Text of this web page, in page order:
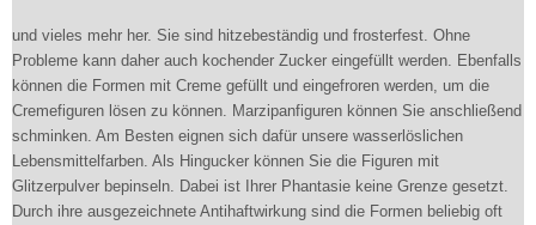
und vieles mehr her. Sie sind hitzebeständig und frosterfest. Ohne
Probleme kann daher auch kochender Zucker eingefüllt werden. Ebenfalls
können die Formen mit Creme gefüllt und eingefroren werden, um die
Cremefiguren lösen zu können. Marzipanfiguren können Sie anschließend
schminken. Am Besten eignen sich dafür unsere wasserlöslichen
Lebensmittelfarben. Als Hingucker können Sie die Figuren mit
Glitzerpulver bepinseln. Dabei ist Ihrer Phantasie keine Grenze gesetzt.
Durch ihre ausgezeichnete Antihaftwirkung sind die Formen beliebig oft